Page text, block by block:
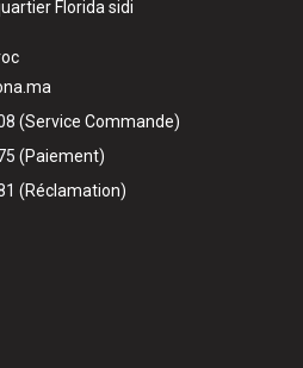
Florida sidi
(Service Commande)
(Paiement)
(Réclamation)